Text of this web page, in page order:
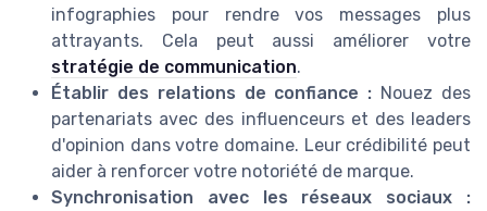
infographies pour rendre vos messages plus
attrayants. Cela peut aussi améliorer votre
stratégie de communication.
Établir des relations de confiance : Nouez des
partenariats avec des influenceurs et des leaders
d'opinion dans votre domaine. Leur crédibilité peut
aider à renforcer votre notoriété de marque.
Synchronisation avec les réseaux sociaux :